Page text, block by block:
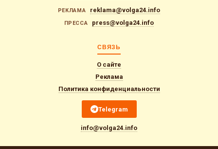
РЕКЛАМА reklama@volga24.info
ПРЕССА press@volga24.info
СВЯЗЬ
О сайте
Реклама
Политика конфиденциальности
Telegram
info@volga24.info